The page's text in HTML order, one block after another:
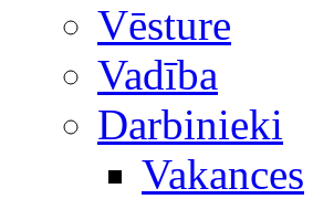
Vēsture
Vadība
Darbinieki
Vakances